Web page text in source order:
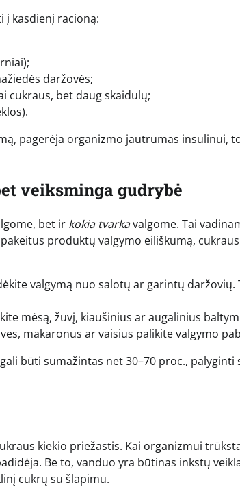
į kasdienį racioną:
daržovės;
cukraus, bet daug skaidulų;
pagerėja organizmo jautrumas insulinui,
veiksminga gudrybė
bet ir kokia tvarkavalgome. Tai
produktų valgymo eiliškumą,
valgymą nuo salotų ar garintų daržovių.
mėsą, žuvį, kiaušinius ar augalinius
makaronus ar vaisius palikite valgymo
būti sumažintas net 30–70 proc., palyginti
kiekio priežastis. Kai organizmui
Be to, vanduo yra būtinas inkstų
cukrų su šlapimu.